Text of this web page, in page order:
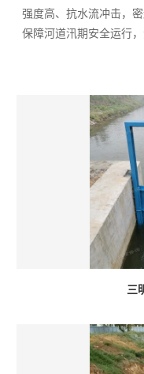
强度高、抗水流冲击，
保障河道汛期安全运行
三